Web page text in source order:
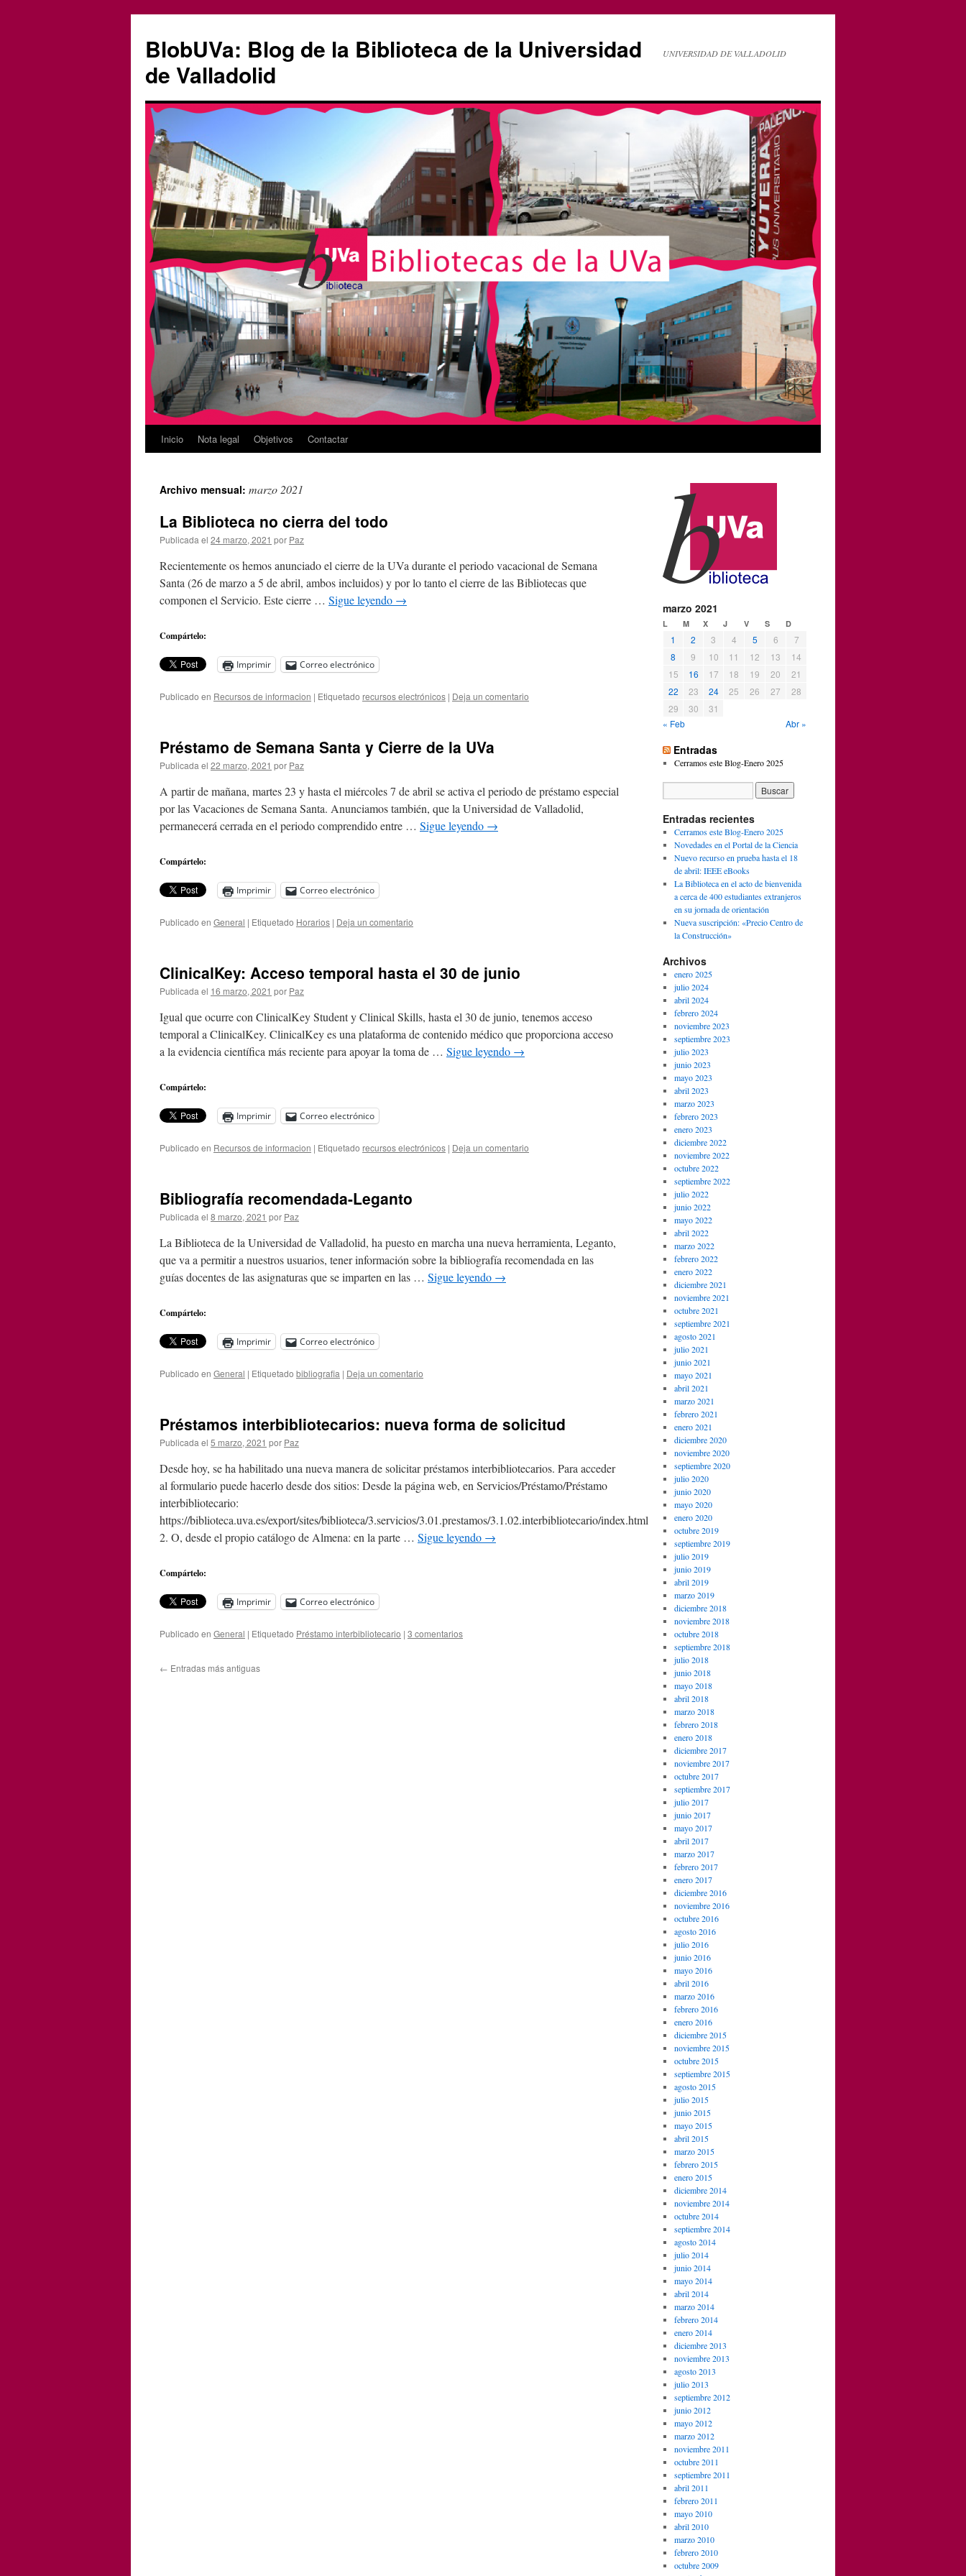
contenido
BlobUVa: Blog de la Biblioteca de la Universidad
de Valladolid
UNIVERSIDAD DE VALLADOLID
Inicio Nota legal Objetivos Contactar
Archivo mensual: marzo 2021
La Biblioteca no cierra del todo
Publicada el 24 marzo, 2021 por Paz
Recientemente os hemos anunciado el cierre de la UVa durante el periodo vacacional de Semana
Santa (26 de marzo a 5 de abril, ambos incluidos) y por lo tanto el cierre de las Bibliotecas que
componen el Servicio. Este cierre … Sigue leyendo →
Compártelo:
Imprimir Correo electrónico
Publicado en Recursos de informacion | Etiquetado recursos electrónicos | Deja un comentario
Préstamo de Semana Santa y Cierre de la UVa
Publicada el 22 marzo, 2021 por Paz
A partir de mañana, martes 23 y hasta el miércoles 7 de abril se activa el periodo de préstamo especial
por las Vacaciones de Semana Santa. Anunciamos también, que la Universidad de Valladolid,
permanecerá cerrada en el periodo comprendido entre … Sigue leyendo →
Compártelo:
Imprimir Correo electrónico
Publicado en General | Etiquetado Horarios | Deja un comentario
ClinicalKey: Acceso temporal hasta el 30 de junio
Publicada el 16 marzo, 2021 por Paz
Igual que ocurre con ClinicalKey Student y Clinical Skills, hasta el 30 de junio, tenemos acceso
temporal a ClinicalKey. ClinicalKey es una plataforma de contenido médico que proporciona acceso
a la evidencia científica más reciente para apoyar la toma de … Sigue leyendo →
Compártelo:
Imprimir Correo electrónico
Publicado en Recursos de informacion | Etiquetado recursos electrónicos | Deja un comentario
Bibliografía recomendada-Leganto
Publicada el 8 marzo, 2021 por Paz
La Biblioteca de la Universidad de Valladolid, ha puesto en marcha una nueva herramienta, Leganto,
que va a permitir a nuestros usuarios, tener información sobre la bibliografía recomendada en las
guías docentes de las asignaturas que se imparten en las … Sigue leyendo →
Compártelo:
Imprimir Correo electrónico
Publicado en General | Etiquetado bibliografia | Deja un comentario
Préstamos interbibliotecarios: nueva forma de solicitud
Publicada el 5 marzo, 2021 por Paz
Desde hoy, se ha habilitado una nueva manera de solicitar préstamos interbibliotecarios. Para acceder
al formulario puede hacerlo desde dos sitios: Desde la página web, en Servicios/Préstamo/Préstamo
interbibliotecario:
https://biblioteca.uva.es/export/sites/biblioteca/3.servicios/3.01.prestamos/3.1.02.interbibliotecario/index.html
2. O, desde el propio catálogo de Almena: en la parte … Sigue leyendo →
Compártelo:
Imprimir Correo electrónico
Publicado en General | Etiquetado Préstamo interbibliotecario | 3 comentarios
← Entradas más antiguas
marzo 2021
L M X J V S D
1 2 3 4 5 6
7
8
9 10 11 12 13
14
15
16 17 18 19 20
21
22
23 24 25 26 27
28
29
30
31
« Feb
Abr »
Entradas
Cerramos este Blog-Enero 2025
Entradas recientes
Cerramos este Blog-Enero 2025
Novedades en el Portal de la Ciencia
Nuevo recurso en prueba hasta el 18
de abril: IEEE eBooks
La Biblioteca en el acto de bienvenida
a cerca de 400 estudiantes extranjeros
en su jornada de orientación
Nueva suscripción: «Precio Centro de
la Construcción»
Archivos
enero 2025
julio 2024
abril 2024
febrero 2024
noviembre 2023
septiembre 2023
julio 2023
junio 2023
mayo 2023
abril 2023
marzo 2023
febrero 2023
enero 2023
diciembre 2022
noviembre 2022
octubre 2022
septiembre 2022
julio 2022
junio 2022
mayo 2022
abril 2022
marzo 2022
febrero 2022
enero 2022
diciembre 2021
noviembre 2021
octubre 2021
septiembre 2021
agosto 2021
julio 2021
junio 2021
mayo 2021
abril 2021
marzo 2021
febrero 2021
enero 2021
diciembre 2020
noviembre 2020
septiembre 2020
julio 2020
junio 2020
mayo 2020
enero 2020
octubre 2019
septiembre 2019
julio 2019
junio 2019
abril 2019
marzo 2019
diciembre 2018
noviembre 2018
octubre 2018
septiembre 2018
julio 2018
junio 2018
mayo 2018
abril 2018
marzo 2018
febrero 2018
enero 2018
diciembre 2017
noviembre 2017
octubre 2017
septiembre 2017
julio 2017
junio 2017
mayo 2017
abril 2017
marzo 2017
febrero 2017
enero 2017
diciembre 2016
noviembre 2016
octubre 2016
agosto 2016
julio 2016
junio 2016
mayo 2016
abril 2016
marzo 2016
febrero 2016
enero 2016
diciembre 2015
noviembre 2015
octubre 2015
septiembre 2015
agosto 2015
julio 2015
junio 2015
mayo 2015
abril 2015
marzo 2015
febrero 2015
enero 2015
diciembre 2014
noviembre 2014
octubre 2014
septiembre 2014
agosto 2014
julio 2014
junio 2014
mayo 2014
abril 2014
marzo 2014
febrero 2014
enero 2014
diciembre 2013
noviembre 2013
agosto 2013
julio 2013
septiembre 2012
junio 2012
mayo 2012
marzo 2012
noviembre 2011
octubre 2011
septiembre 2011
abril 2011
febrero 2011
mayo 2010
abril 2010
marzo 2010
febrero 2010
octubre 2009